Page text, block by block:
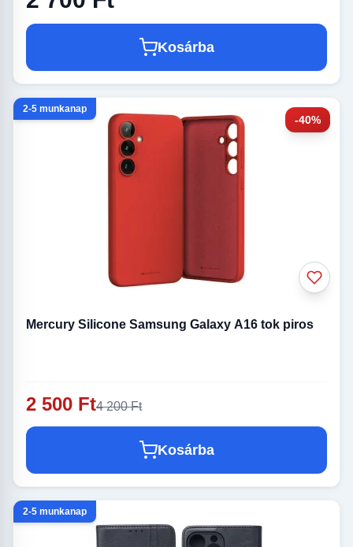
Kosárba
-40%
2-5 munkanap
Mercury Silicone Samsung Galaxy A16 tok piros
2 500 Ft4 200 Ft
Kosárba
2-5 munkanap